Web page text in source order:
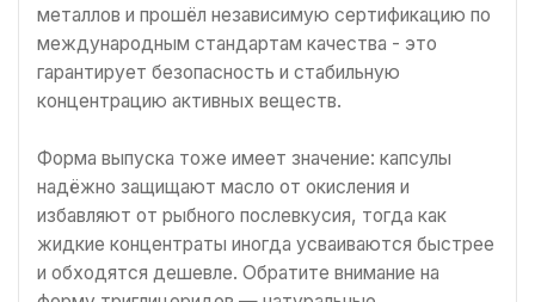
металлов и прошёл независимую сертификацию по
международным стандартам качества - это
гарантирует безопасность и стабильную
концентрацию активных веществ.
Форма выпуска тоже имеет значение: капсулы
надёжно защищают масло от окисления и
избавляют от рыбного послевкусия, тогда как
жидкие концентраты иногда усваиваются быстрее
и обходятся дешевле. Обратите внимание на